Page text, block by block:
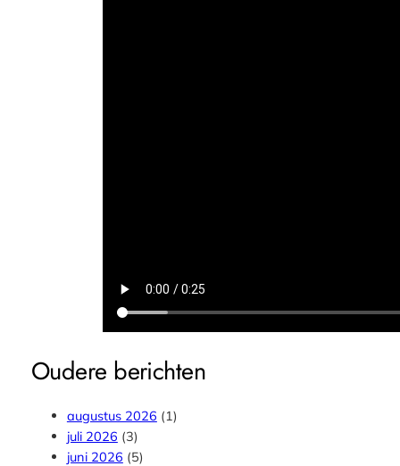
Oudere berichten
augustus 2026 (1)
juli 2026 (3)
juni 2026 (5)